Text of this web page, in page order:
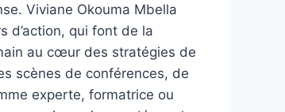
Viviane Okouma Mbella
d’action, qui font de la
au cœur des stratégies de
scènes de conférences, de
experte, formatrice ou